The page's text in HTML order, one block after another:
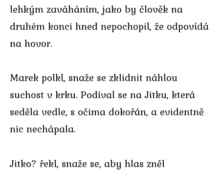
lehkým zaváháním, jako by člověk na
druhém konci hned nepochopil, že odpovídá
na hovor.
Marek polkl, snaže se zklidnit náhlou
suchost v krku. Podíval se na Jitku, která
seděla vedle, s očima dokořán, a evidentně
nic nechápala.
Jitko? řekl, snaže se, aby hlas zněl